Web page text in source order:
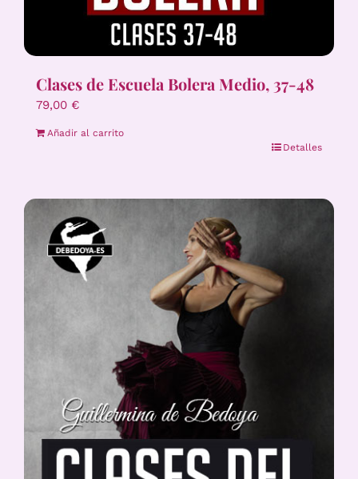
Clases de Escuela Bolera Medio, 37-48
79,00 €
Añadir al carrito
Detalles